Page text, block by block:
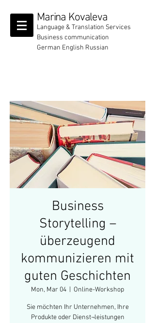
Marina Kovaleva
Language & Translation Services
Business communication
German English Russian
Business
Storytelling –
überzeugend
kommunizieren mit
guten Geschichten
Mon, Mar 04 Online-Workshop
Sie möchten Ihr Unternehmen, Ihre
Produkte oder Dienst¬leistungen